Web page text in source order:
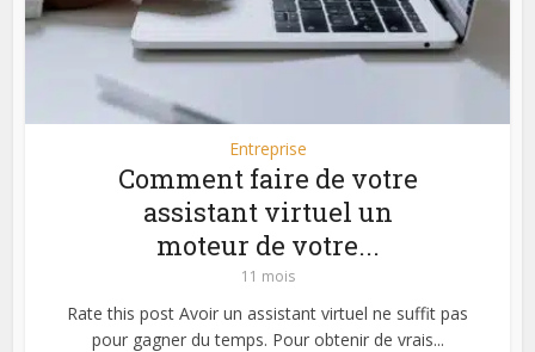
Entreprise
Comment faire de votre
assistant virtuel un
moteur de votre...
11 mois
Rate this post Avoir un assistant virtuel ne suffit pas
pour gagner du temps. Pour obtenir de vrais...